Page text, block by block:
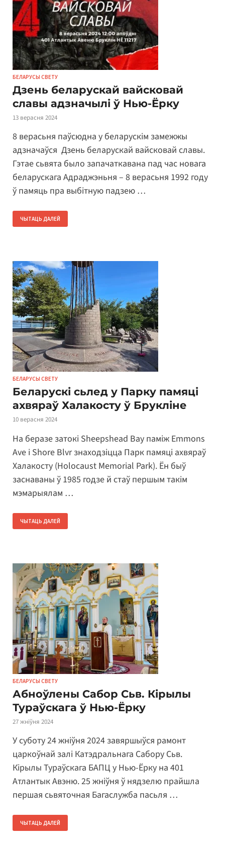
БЕЛАРУСЫ СВЕТУ
Дзень беларускай вайсковай
славы адзначылі ў Нью-Ёрку
13 верасня 2024
8 верасьня паўсюдна у беларускім замежжы
адзначаўся Дзень беларускай вайсковай славы.
Гэтае сьвята было запачаткавана пад час новага
беларускага Адраджэньня – 8 верасьня 1992 году
ў памяць пра выбітную падзею …
ЧЫТАЦЬ ДАЛЕЙ
БЕЛАРУСЫ СВЕТУ
Беларускі сьлед у Парку памяці
ахвяраў Халакосту ў Брукліне
10 верасня 2024
На беразе затокі Sheepshead Bay паміж Emmons
Ave i Shore Blvr знаходзіцца Парк памяці ахвяраў
Халакосту (Holocaust Memorial Park). Ён быў
заснаваны ў 1985 годзе й стаў першым такім
мэмарыялам …
ЧЫТАЦЬ ДАЛЕЙ
БЕЛАРУСЫ СВЕТУ
Абноўлены Сабор Сьв. Кірылы
Тураўскага ў Нью-Ёрку
27 жніўня 2024
У суботу 24 жніўня 2024 завяршыўся рамонт
царкоўнай залі Катэдральнага Сабору Сьв.
Кірылы Тураўскага БАПЦ у Нью-Ёрку на 401
Атлантык Авэню. 25 жніўня ў нядзелю прайшла
першая сьвяточная Багаслужба пасьля …
ЧЫТАЦЬ ДАЛЕЙ